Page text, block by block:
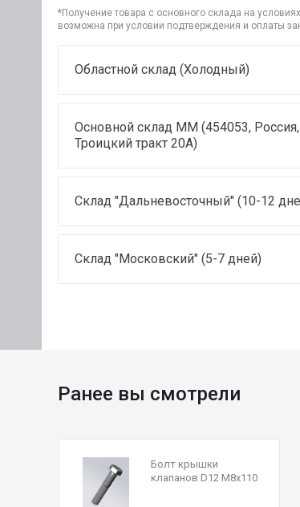
*Получение товара с основного склада на
возможна при условии подтверждения и оплаты
Областной склад (Холодный)
Основной склад ММ (454053, Россия,
Троицкий тракт 20А)
Склад "Дальневосточный" (10-12
Склад "Московский" (5-7 дней)
Ранее вы смотрели
Болт крышки
клапанов D12 М8х110